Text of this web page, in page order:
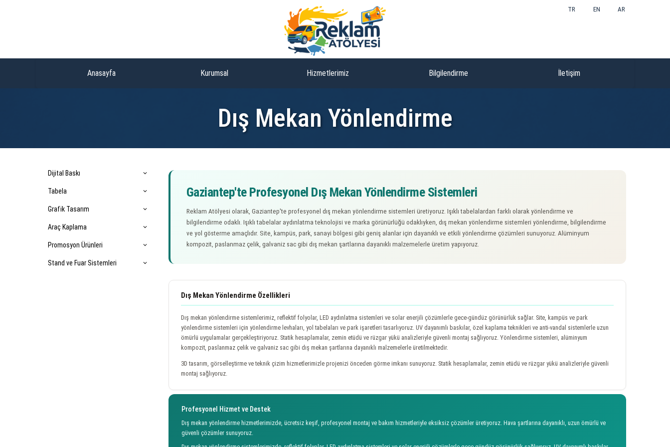
TR EN AR
Anasayfa Kurumsal Hizmetlerimiz Bilgilendirme İletişim
Dış Mekan Yönlendirme
Dijital Baskı expand_more
Tabela expand_more
Grafik Tasarım expand_more
Araç Kaplama expand_more
Promosyon Ürünleri expand_more
Stand ve Fuar Sistemleri expand_more
Gaziantep'te Profesyonel Dış Mekan Yönlendirme Sistemleri
Reklam Atölyesi olarak, Gaziantep'te profesyonel dış mekan yönlendirme sistemleri üretiyoruz. Işıklı tabelalardan farklı olarak yönlendirme ve
bilgilendirme odaklı. Işıklı tabelalar aydınlatma teknolojisi ve marka görünürlüğü odaklıyken, dış mekan yönlendirme sistemleri yönlendirme, bilgilendirme
ve yol gösterme amaçlıdır. Site, kampüs, park, sanayi bölgesi gibi geniş alanlar için dayanıklı ve etkili yönlendirme çözümleri sunuyoruz. Alüminyum
kompozit, paslanmaz çelik, galvaniz sac gibi dış mekan şartlarına dayanıklı malzemelerle üretim yapıyoruz.
Dış Mekan Yönlendirme Özellikleri
Dış mekan yönlendirme sistemlerimiz, reflektif folyolar, LED aydınlatma sistemleri ve solar enerjili çözümlerle gece-gündüz görünürlük sağlar. Site, kampüs ve park
yönlendirme sistemleri için yönlendirme levhaları, yol tabelaları ve park işaretleri tasarlıyoruz. UV dayanımlı baskılar, özel kaplama teknikleri ve anti-vandal sistemlerle uzun
ömürlü uygulamalar gerçekleştiriyoruz. Statik hesaplamalar, zemin etüdü ve rüzgar yükü analizleriyle güvenli montaj sağlıyoruz. Yönlendirme sistemleri, alüminyum
kompozit, paslanmaz çelik ve galvaniz sac gibi dış mekan şartlarına dayanıklı malzemelerle üretilmektedir.
3D tasarım, görselleştirme ve teknik çizim hizmetlerimizle projenizi önceden görme imkanı sunuyoruz. Statik hesaplamalar, zemin etüdü ve rüzgar yükü analizleriyle güvenli
montaj sağlıyoruz.
Profesyonel Hizmet ve Destek
Dış mekan yönlendirme hizmetlerimizde, ücretsiz keşif, profesyonel montaj ve bakım hizmetleriyle eksiksiz çözümler üretiyoruz. Hava şartlarına dayanıklı, uzun ömürlü ve
güvenli çözümler sunuyoruz.